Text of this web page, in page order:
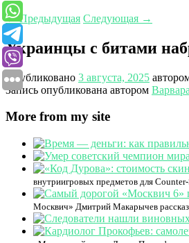
←Предыдущая Следующая →
Украинцы с битами
Опубликовано 3 августа, 2025
Запись опубликована автором
More from my site
внутриигровых предметов для
Москвич» Дмитрий Макарычев